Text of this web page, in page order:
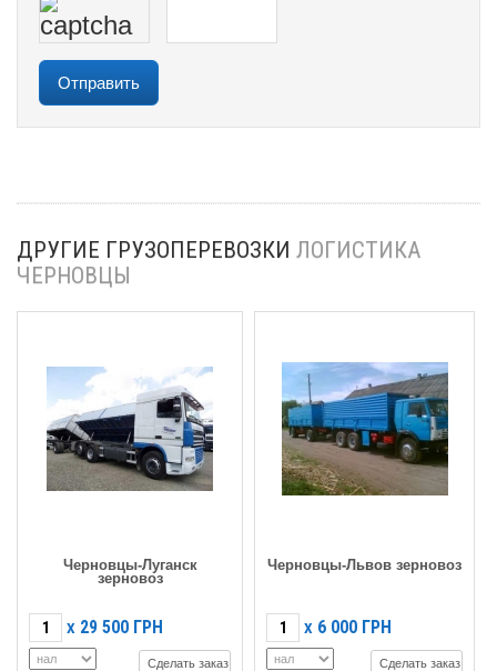
ДРУГИЕ ГРУЗОПЕРЕВОЗКИ ЛОГИСТИКА
ЧЕРНОВЦЫ
Черновцы-Луганск
зерновоз
X 29 500 ГРН
Сделать заказ
Черновцы-Львов зерновоз
X 6 000 ГРН
Сделать заказ